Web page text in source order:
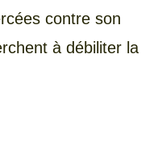
contre son
à débiliter la